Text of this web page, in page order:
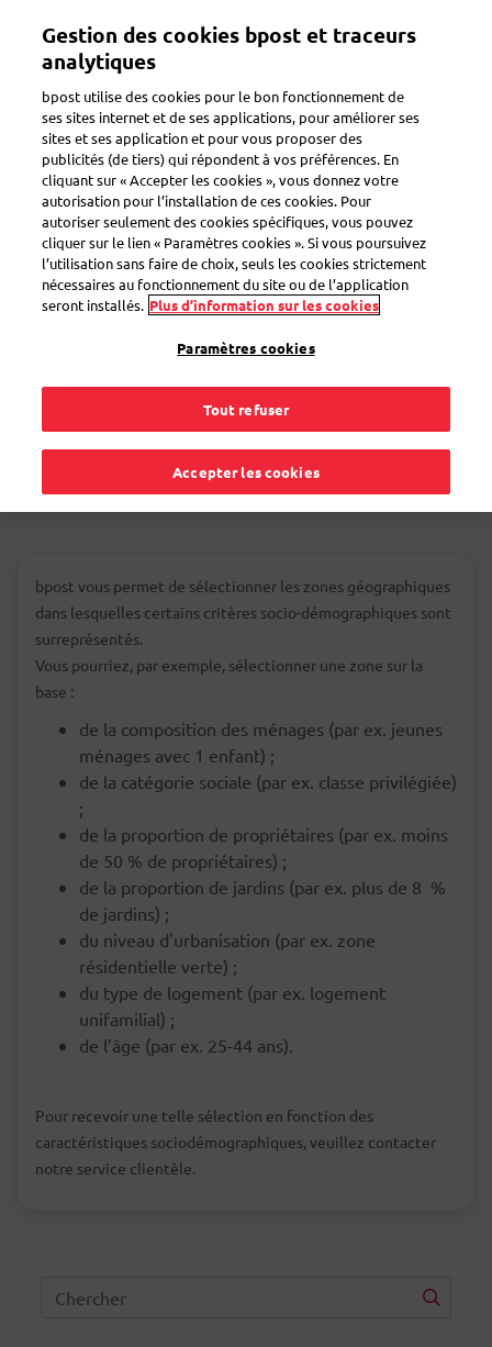
contenu
Toggle navigation
Comment ça fonctionne ?
Comment cibler
certaines catégories
de la population pour
mon courrier toutes-
boîtes ?
bpost vous permet de sélectionner les zones géographiques
dans lesquelles certains critères socio-démographiques sont
surreprésentés.
Vous pourriez, par exemple, sélectionner une zone sur la
base :
de la composition des ménages (par ex. jeunes
ménages avec 1 enfant) ;
de la catégorie sociale (par ex. classe privilégiée)
;
de la proportion de propriétaires (par ex. moins
de 50 % de propriétaires) ;
de la proportion de jardins (par ex. plus de 8 %
de jardins) ;
du niveau d'urbanisation (par ex. zone
résidentielle verte) ;
du type de logement (par ex. logement
unifamilial) ;
de l’âge (par ex. 25-44 ans).
Pour recevoir une telle sélection en fonction des
caractéristiques sociodémographiques, veuillez contacter
notre service clientèle.
Gestion des cookies bpost et traceurs
analytiques
bpost utilise des cookies pour le bon fonctionnement de
ses sites internet et de ses applications, pour améliorer ses
sites et ses application et pour vous proposer des
publicités (de tiers) qui répondent à vos préférences. En
cliquant sur « Accepter les cookies », vous donnez votre
autorisation pour l’installation de ces cookies. Pour
autoriser seulement des cookies spécifiques, vous pouvez
cliquer sur le lien « Paramètres cookies ». Si vous poursuivez
l’utilisation sans faire de choix, seuls les cookies strictement
nécessaires au fonctionnement du site ou de l’application
seront installés. Plus d’information sur les cookies
Paramètres cookies
Tout refuser
Accepter les cookies